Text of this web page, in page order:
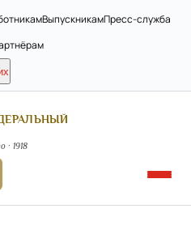
ВыпускникамПресс-служба
· 1918